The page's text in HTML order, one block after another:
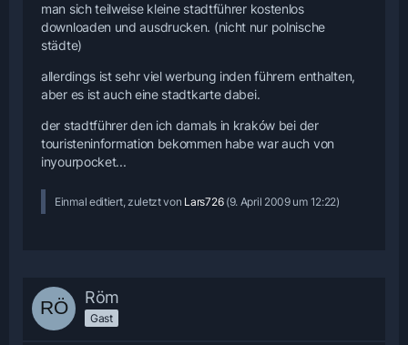
man sich teilweise kleine stadtführer kostenlos
downloaden und ausdrucken. (nicht nur polnische
städte)
allerdings ist sehr viel werbung inden führern enthalten,
aber es ist auch eine stadtkarte dabei.
der stadtführer den ich damals in kraków bei der
touristeninformation bekommen habe war auch von
inyourpocket...
Einmal editiert, zuletzt von Lars726(9. April 2009 um 12:22)
Röm
Gast